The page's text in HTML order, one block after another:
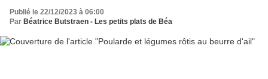
Publié le 22/12/2023 à 06:00
Par Béatrice Butstraen - Les petits plats de Béa